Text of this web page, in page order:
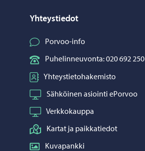
Yhteystiedot
Porvoo-info
Puhelinneuvonta: 020 692 250
Yhteystietohakemisto
Sähköinen asiointi ePorvoo
Verkkokauppa
Kartat ja paikkatiedot
Kuvapankki